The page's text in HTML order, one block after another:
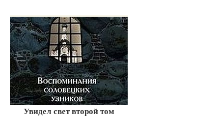
Увидел свет второй том